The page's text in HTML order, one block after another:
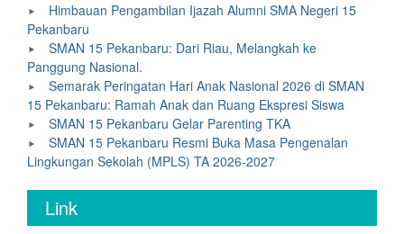
Himbauan Pengambilan Ijazah Alumni SMA Negeri 15
Pekanbaru
SMAN 15 Pekanbaru: Dari Riau, Melangkah ke
Panggung Nasional.
Semarak Peringatan Hari Anak Nasional 2026 di SMAN
15 Pekanbaru: Ramah Anak dan Ruang Ekspresi Siswa
SMAN 15 Pekanbaru Gelar Parenting TKA
SMAN 15 Pekanbaru Resmi Buka Masa Pengenalan
Lingkungan Sekolah (MPLS) TA 2026-2027
Link